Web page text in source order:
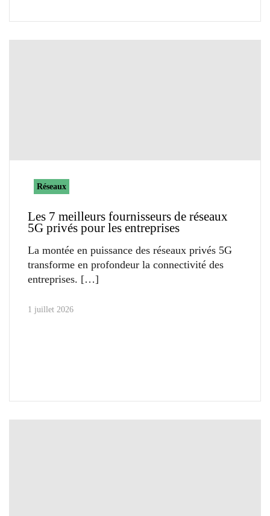
Réseaux
Les 7 meilleurs fournisseurs de réseaux
5G privés pour les entreprises
La montée en puissance des réseaux privés 5G
transforme en profondeur la connectivité des
entreprises.
1 juillet 2026